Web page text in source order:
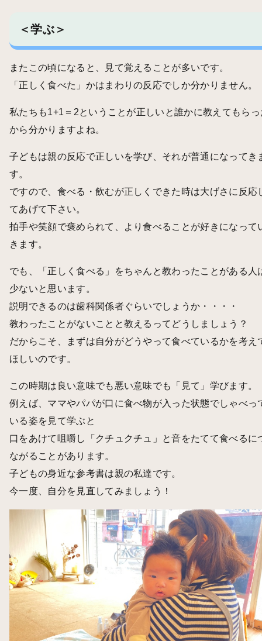
＜学ぶ＞
またこの頃になると、見て覚えることが多いです。
「正しく食べた」かはまわりの反応でしか分かりません。
私たちも1+1＝2ということが正しいと誰かに教えてもらっ
から分かりますよね。
子どもは親の反応で正しいを学び、それが普通になってき
す。
ですので、食べる・飲むが正しくできた時は大げさに反応
てあげて下さい。
拍手や笑顔で褒められて、より食べることが好きになって
きます。
でも、「正しく食べる」をちゃんと教わったことがある人
少ないと思います。
説明できるのは歯科関係者ぐらいでしょうか・・・・
教わったことがないことと教えるってどうしましょう？
だからこそ、まずは自分がどうやって食べているかを考え
ほしいのです。
この時期は良い意味でも悪い意味でも「見て」学びます。
例えば、ママやパパが口に食べ物が入った状態でしゃべっ
いる姿を見て学ぶと
口をあけて咀嚼し「クチュクチュ」と音をたてて食べるに
ながることがあります。
子どもの身近な参考書は親の私達です。
今一度、自分を見直してみましょう！